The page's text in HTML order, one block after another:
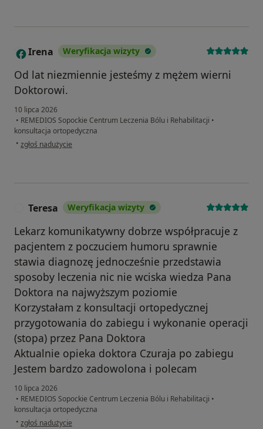
I Irena Weryfikacja wizyty
Od lat niezmiennie jesteśmy z mężem wierni
Doktorowi.
10 lipca 2026
• REMEDIOS Sopockie Centrum Leczenia Bólu i Rehabilitacji •
konsultacja ortopedyczna
• w opinii użytkownika Irena
zgłoś nadużycie
Teresa Weryfikacja wizyty
Lekarz komunikatywny dobrze współpracuje z
pacjentem z poczuciem humoru sprawnie
stawia diagnozę jednocześnie przedstawia
sposoby leczenia nic nie wciska wiedza Pana
Doktora na najwyższym poziomie
Korzystałam z konsultacji ortopedycznej
przygotowania do zabiegu i wykonanie operacji
(stopa) przez Pana Doktora
Aktualnie opieka doktora Czuraja po zabiegu
Jestem bardzo zadowolona i polecam
10 lipca 2026
• REMEDIOS Sopockie Centrum Leczenia Bólu i Rehabilitacji •
konsultacja ortopedyczna
• w opinii użytkownika Teresa
zgłoś nadużycie